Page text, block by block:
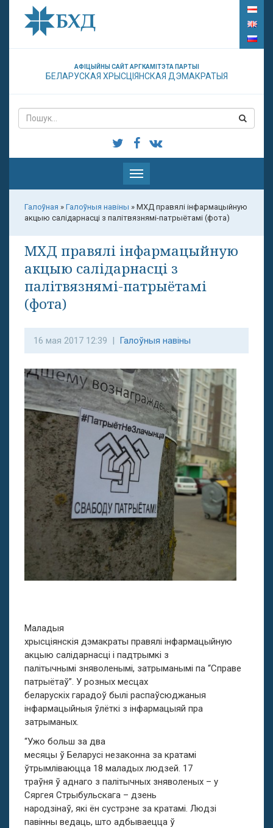
АФІЦЫЙНЫ САЙТ АРГКАМІТЭТА ПАРТЫІ
БЕЛАРУСКАЯ ХРЫСЦІЯНСКАЯ ДЭМАКРАТЫЯ
Паказаць
меню
Галоўная » Галоўныя навіны » МХД правялі інфармацыйную
акцыю салідарнасці з палітвязнямі-патрыётамі (фота)
МХД правялі інфармацыйную
акцыю салідарнасці з
палітвязнямі-патрыётамі
(фота)
16 мая 2017 12:39 | Галоўныя навіны
Маладыя
хрысціянскія дэмакраты правялі інфармацыйную
акцыю салідарнасці і падтрымкі з
палітычнымі зняволенымі, затрыманымі па “Справе
патрыётаў”. У розных месцах
беларускіх гарадоў былі распаўсюджаныя
інфармацыйныя ўлёткі з інфармацыяй пра
затрыманых.
“Ужо больш за два
месяцы ў Беларусі незаконна за кратамі
ўтрымліваюцца 18 маладых людзей. 17
траўня ў аднаго з палітычных зняволеных – у
Сяргея Стрыбульскага – дзень
народзінаў, які ён сустрэне за кратамі. Людзі
павінны ведаць, што адбываецца ў